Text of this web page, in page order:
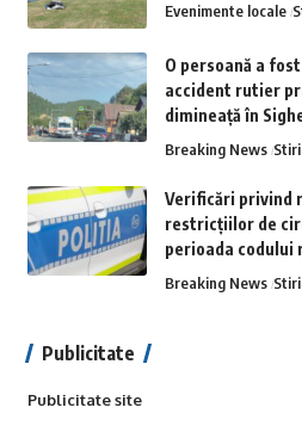
Evenimente locale
O persoană a
accident rutier
dimineață în
Breaking News Stiri
Verificări privind
restricțiilor de
perioada codului
Breaking News Stiri
Publicitate
Publicitate site